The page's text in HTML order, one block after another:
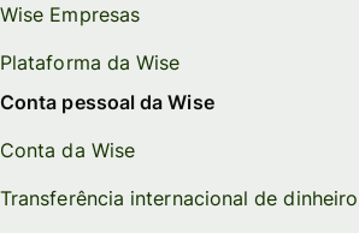
Wise Empresas
Plataforma da Wise
Conta pessoal da Wise
Conta da Wise
Transferência internacional de dinheiro